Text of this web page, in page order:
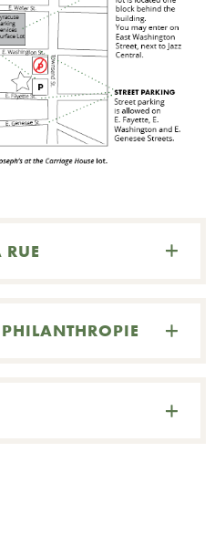
PHILANTHROPIE